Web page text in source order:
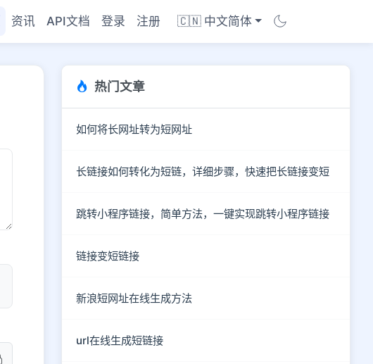
资讯 API文档 登录 注册 🇨🇳 中文简体
热门文章
如何将长网址转为短网址
长链接如何转化为短链，详细步骤，快速把长链接变短
跳转小程序链接，简单方法，一键实现跳转小程序链接
链接变短链接
新浪短网址在线生成方法
url在线生成短链接